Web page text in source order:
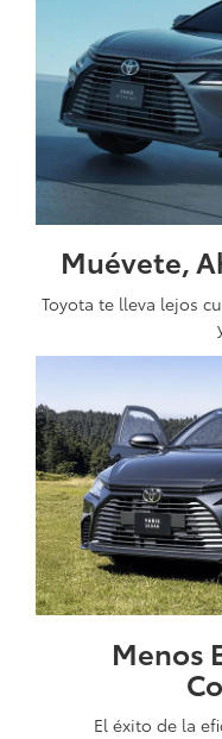
Muévete,
Toyota te lleva lejos
Menos
El éxito de la